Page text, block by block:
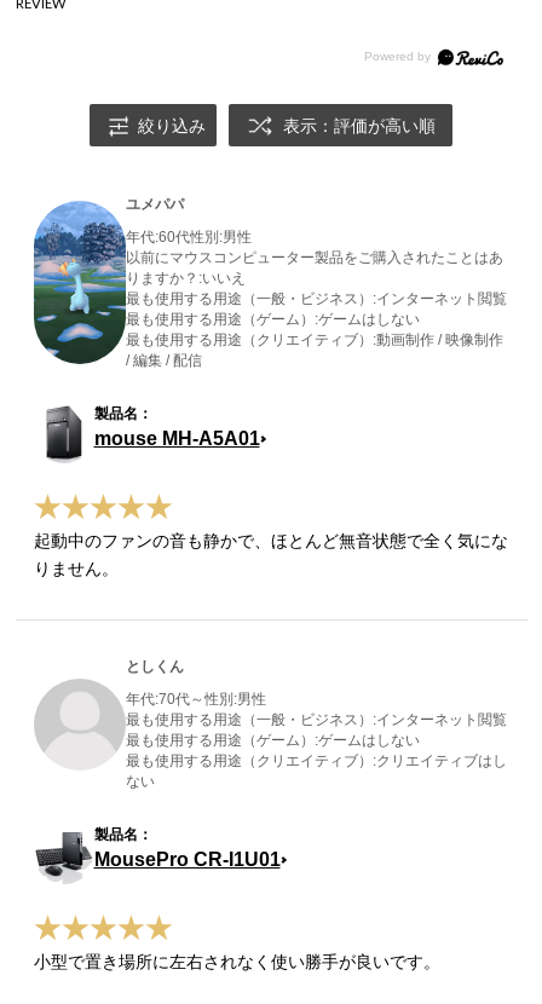
絞り込み 表示：評価が高い順
ユメパパ
年代:60代性別:男性
以前にマウスコンピューター製品をご購入されたことはあ
りますか？:いいえ
最も使用する用途（一般・ビジネス）:インターネット閲覧
最も使用する用途（ゲーム）:ゲームはしない
最も使用する用途（クリエイティブ）:動画制作 / 映像制作
/ 編集 / 配信
mouse MH-A5A01
起動中のファンの音も静かで、ほとんど無音状態で全く気にな
りません。
としくん
年代:70代～性別:男性
最も使用する用途（一般・ビジネス）:インターネット閲覧
最も使用する用途（ゲーム）:ゲームはしない
最も使用する用途（クリエイティブ）:クリエイティブはし
ない
MousePro CR-I1U01
小型で置き場所に左右されなく使い勝手が良いです。